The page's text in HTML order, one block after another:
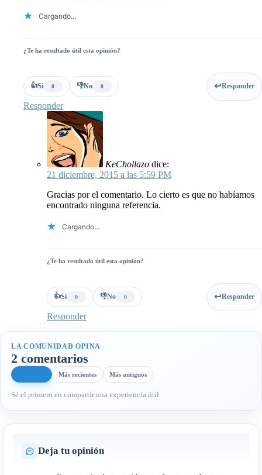
Cargando...
¿Te ha resultado útil esta opinión?
👍Sí 0 👎No 0 Responder
Responder
KeChollazo dice:
21 diciembre, 2015 a las 5:59 PM
Gracias por el comentario. Lo cierto es que no habíamos
encontrado ninguna referencia.
Cargando...
¿Te ha resultado útil esta opinión?
👍Sí 0 👎No 0 Responder
Responder
LA COMUNIDAD OPINA
2 comentarios
Más recientes Más antiguos
Sé el primero en compartir una experiencia útil.
Deja tu opinión